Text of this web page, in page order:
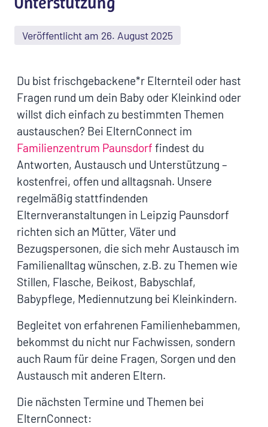
Veröffentlicht am 26. August 2025
Du bist frischgebackene*r Elternteil oder hast
Fragen rund um dein Baby oder Kleinkind oder
willst dich einfach zu bestimmten Themen
austauschen? Bei ElternConnect im
Familienzentrum Paunsdorf findest du
Antworten, Austausch und Unterstützung –
kostenfrei, offen und alltagsnah. Unsere
regelmäßig stattfindenden
Elternveranstaltungen in Leipzig Paunsdorf
richten sich an Mütter, Väter und
Bezugspersonen, die sich mehr Austausch im
Familienalltag wünschen, z.B. zu Themen wie
Stillen, Flasche, Beikost, Babyschlaf,
Babypflege, Mediennutzung bei Kleinkindern.
Begleitet von erfahrenen Familienhebammen,
bekommst du nicht nur Fachwissen, sondern
auch Raum für deine Fragen, Sorgen und den
Austausch mit anderen Eltern.
Die nächsten Termine und Themen bei
ElternConnect: